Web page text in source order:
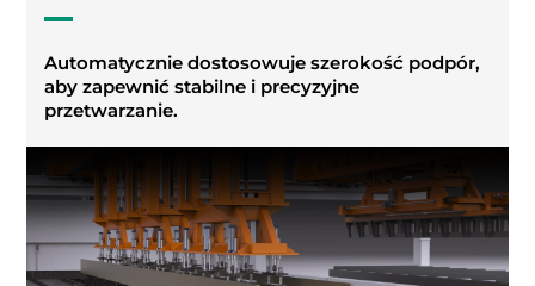
Automatycznie dostosowuje szerokość podpór,
aby zapewnić stabilne i precyzyjne
przetwarzanie.